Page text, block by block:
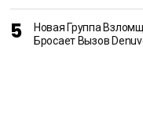
Новая Группа
Бросает Вызов